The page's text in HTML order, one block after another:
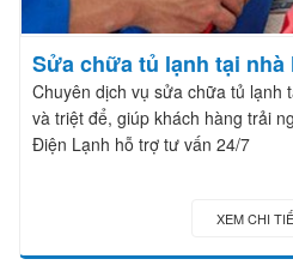
Sửa chữa tủ lạnh tại nhà
Chuyên dịch vụ sửa chữa tủ lạnh
và triệt để, giúp khách hàng trải
Điện Lạnh hỗ trợ tư vấn 24/7
XEM CHI